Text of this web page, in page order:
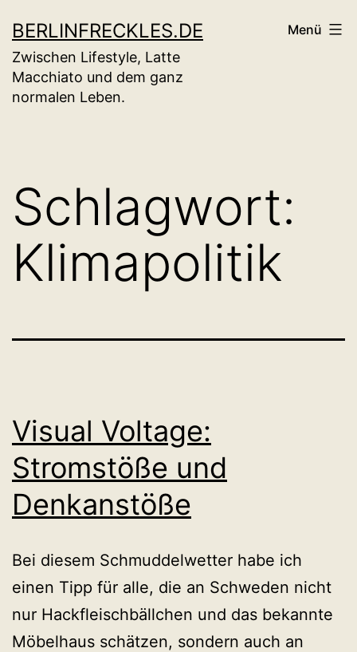
Inhalt
springen
BERLINFRECKLES.DE
Zwischen Lifestyle, Latte
Macchiato und dem ganz
normalen Leben.
Menü
Schlagwort:
Klimapolitik
Visual Voltage:
Stromstöße und
Denkanstöße
Bei diesem Schmuddelwetter habe ich
einen Tipp für alle, die an Schweden nicht
nur Hackfleischbällchen und das bekannte
Möbelhaus schätzen, sondern auch an